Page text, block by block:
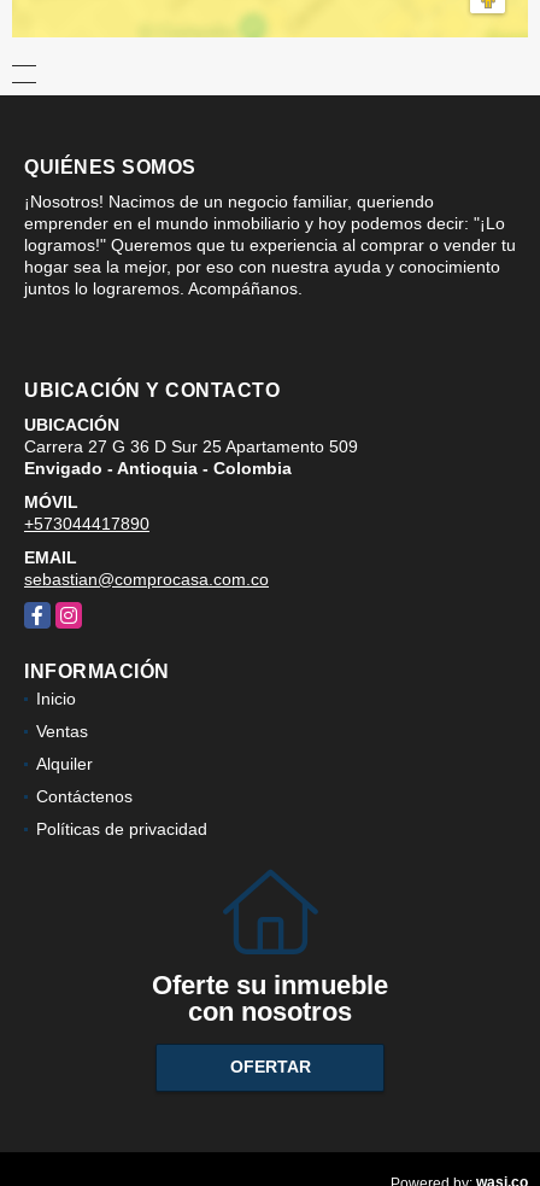
QUIÉNES SOMOS
¡Nosotros! Nacimos de un negocio familiar, queriendo
emprender en el mundo inmobiliario y hoy podemos decir: "¡Lo
logramos!" Queremos que tu experiencia al comprar o vender tu
hogar sea la mejor, por eso con nuestra ayuda y conocimiento
juntos lo lograremos. Acompáñanos.
UBICACIÓN Y CONTACTO
UBICACIÓN
Carrera 27 G 36 D Sur 25 Apartamento 509
Envigado - Antioquia - Colombia
MÓVIL
+573044417890
EMAIL
sebastian@comprocasa.com.co
FacebookInstagram
INFORMACIÓN
Inicio
Ventas
Alquiler
Contáctenos
Políticas de privacidad
Oferte su inmueble
con nosotros
OFERTAR
wasi.co